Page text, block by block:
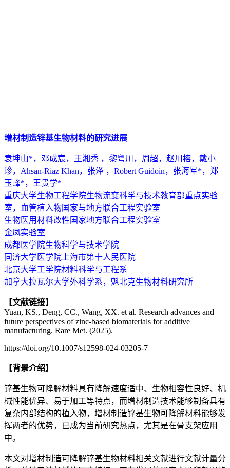
增材制造锌基生物材料的研究进展
袁坤山*，邓成宸，王湘秀 ，黎粤川，周超，赵川榕，戴小
珍，Ahsan-Riaz Khan，张泽 ，Robert Guidoin，张海军*，郑
玉峰*，王贵学*
重庆大学生物工程学院生物流变科学与技术教育部重点实验
室，血管植入物国家与地方联合工程实验室
生物医用材料改性国家地方联合工程实验室
金凤实验室
成都医学院生物科学与技术学院
同济大学医学院上海市第十人民医院
北京大学工学院材料科学与工程系
加拿大拉瓦尔大学外科学系，魁北克生物材料研究所
【文献链接】
Yuan, KS., Deng, CC., Wang, XX. et al. Research advances and
future perspectives of zinc-based biomaterials for additive
manufacturing. Rare Met. (2025).
https://doi.org/10.1007/s12598-024-03205-7
【背景介绍】
锌基生物可降解材料具有降解速度适中、生物相容性良好、机
械性能优异、易于加工等特点，而增材制造技术能够制备具有
复杂内部结构的植入物，增材制造锌基生物可降解材料能够发
挥两者的优势，已成为当前研究热点，尤其是在骨支架应用
中。
本文对增材制造可降解锌基生物材料相关文献进行文献计量分